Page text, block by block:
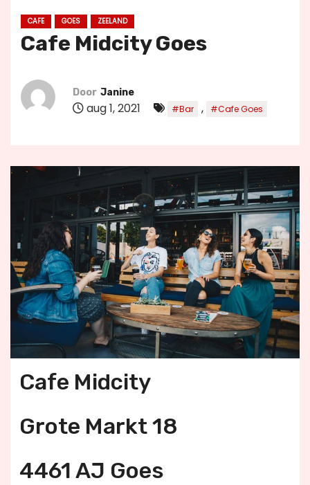
CAFE GOES ZEELAND
Cafe Midcity Goes
Door Janine
aug 1, 2021 #Bar , #Cafe Goes
Cafe Midcity
Grote Markt 18
4461 AJ Goes